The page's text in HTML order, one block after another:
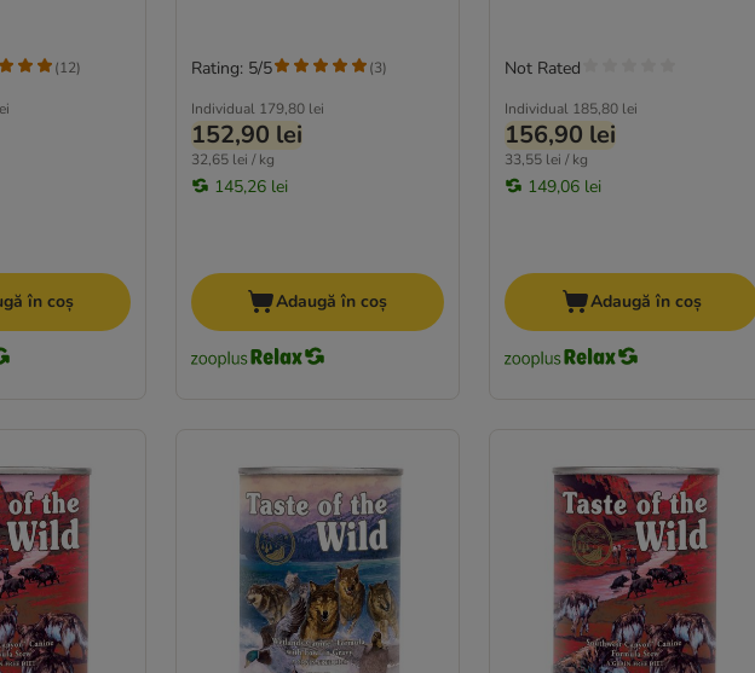
(12)
în coș
Individual 179,80 lei
152,90 lei
32,65 lei / kg
145,26 lei
Rating: 5/5 (3)
Adaugă în coș
Individual 185,80 lei
156,90 lei
33,55 lei / kg
149,06 lei
Not Rated
Adaugă în coș